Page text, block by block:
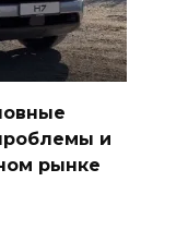
и
рынке